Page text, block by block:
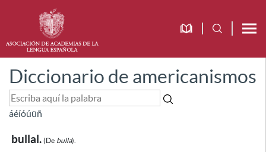
Diccionario de americanismos
áéíóúüñ
bullal. (De bulla).